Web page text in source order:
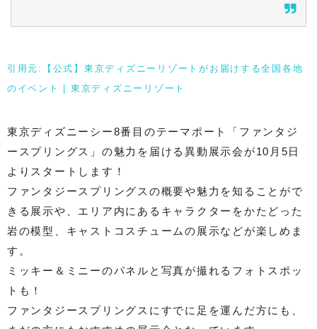
引用元:【公式】東京ディズニーリゾートがお届けする全国各地
のイベント | 東京ディズニーリゾート
東京ディズニーシー8番目のテーマポート「ファンタジ
ースプリングス」の魅力を届ける異動展示会が10月5日
よりスタートします！
ファンタジースプリングスの概要や魅力を知ることがで
きる展示や、エリア内にあるキャラクターをかたどった
岩の模型、キャストコスチュームの展示などが楽しめま
す。
ミッキー＆ミニーのパネルと写真が撮れるフォトスポッ
トも！
ファンタジースプリングスにすでに足を運んだ方にも、